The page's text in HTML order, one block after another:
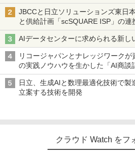
JBCCと日立ソリューションズ東日
と供給計画「scSQUARE ISP」の
AIデータセンターに求められる新し
リコージャパンとナレッジワーク
の実践ノウハウを生かした「AI商談
日立、生成AIと数理最適化技術で
立案する技術を開発
クラウド Watch をフ